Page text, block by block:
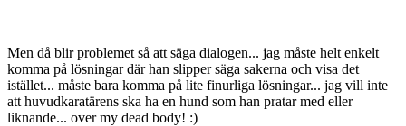
Men då blir problemet så att säga dialogen... jag måste helt enkelt
komma på lösningar där han slipper säga sakerna och visa det
istället... måste bara komma på lite finurliga lösningar... jag vill inte
att huvudkaratärens ska ha en hund som han pratar med eller
liknande... over my dead body! :)